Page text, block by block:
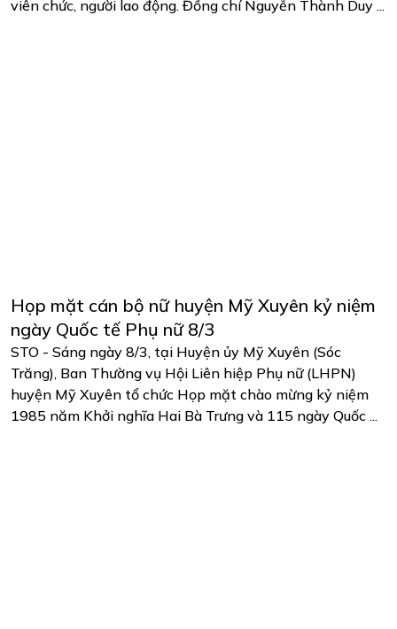
viên chức, người lao động. Đồng chí Nguyễn Thành Duy ...
Họp mặt cán bộ nữ huyện Mỹ Xuyên kỷ niệm
ngày Quốc tế Phụ nữ 8/3
STO - Sáng ngày 8/3, tại Huyện ủy Mỹ Xuyên (Sóc
Trăng), Ban Thường vụ Hội Liên hiệp Phụ nữ (LHPN)
huyện Mỹ Xuyên tổ chức Họp mặt chào mừng kỷ niệm
1985 năm Khởi nghĩa Hai Bà Trưng và 115 ngày Quốc ...